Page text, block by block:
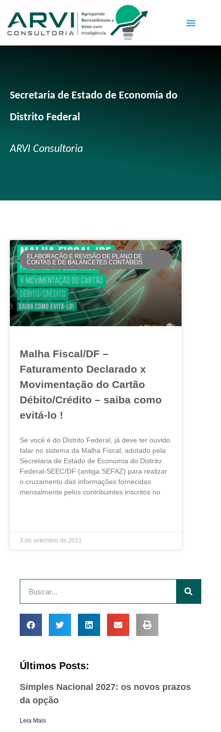
Secretaria de Estado de Economia do
Distrito Federal
ARVI Consultoria
ELABORAÇÃO E REVISÃO DE PLANO DE
CONTAS E DE BALANCETES CONTÁBEIS
Malha Fiscal/DF –
Faturamento Declarado x
Movimentação do Cartão
Débito/Crédito – saiba como
evitá-lo !
Se você é do Distrito Federal, já deve ter ouvido
falar no sistema da Malha Fiscal, adotado pela
Secretaria de Estado de Economia do Distrito
Federal-SEEC/DF (antiga SEFAZ) para realizar
o cruzamento das informações fornecidas
mensalmente pelos contribuintes inscritos no
3 de setembro de 2021
Últimos Posts:
Simples Nacional 2027: os novos prazos
da opção
Leia Mais